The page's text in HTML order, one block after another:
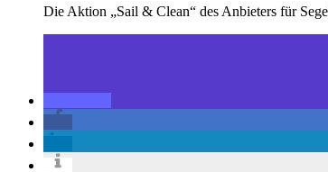
Die Aktion „Sail & Clean“ des Anbieters für